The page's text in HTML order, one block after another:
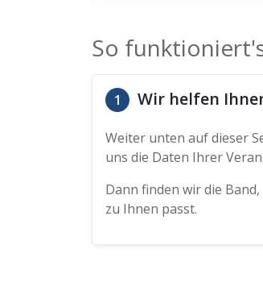
So
1 Wir helfen
Weiter unten auf dieser
uns die Daten Ihrer
Dann finden wir die
zu Ihnen passt.